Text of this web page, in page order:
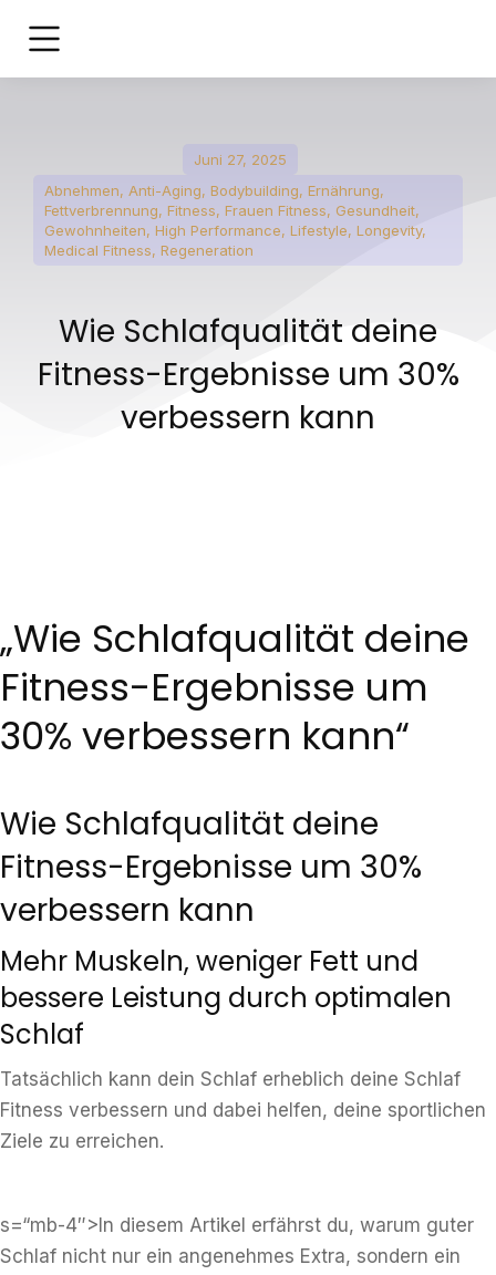
Juni 27, 2025
Abnehmen, Anti-Aging, Bodybuilding, Ernährung,
Fettverbrennung, Fitness, Frauen Fitness, Gesundheit,
Gewohnheiten, High Performance, Lifestyle, Longevity,
Medical Fitness, Regeneration
Wie Schlafqualität deine
Fitness-Ergebnisse um 30%
verbessern kann
„Wie Schlafqualität deine
Fitness-Ergebnisse um
30% verbessern kann“
Wie Schlafqualität deine
Fitness-Ergebnisse um 30%
verbessern kann
Mehr Muskeln, weniger Fett und
bessere Leistung durch optimalen
Schlaf
Tatsächlich kann dein Schlaf erheblich deine Schlaf
Fitness verbessern und dabei helfen, deine sportlichen
Ziele zu erreichen.
s=“mb-4″>In diesem Artikel erfährst du, warum guter
Schlaf nicht nur ein angenehmes Extra, sondern ein